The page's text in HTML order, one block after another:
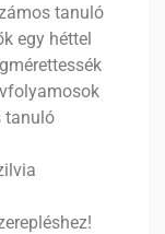
tanuló
egy héttel
tanuló